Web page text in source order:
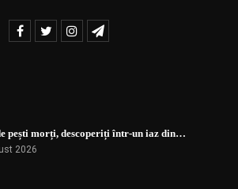
pești morți, descoperiți într-un iaz din…
2026